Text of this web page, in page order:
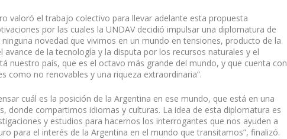
valoró el trabajo colectivo para llevar adelante esta propuesta
por las cuales la UNDAV decidió impulsar una diplomatura de
novedad que vivimos en un mundo en tensiones, producto de la
avance de la tecnología y la disputa por los recursos naturales y el
nuestro país, que es el octavo más grande del mundo, y que cuenta con
como no renovables y una riqueza extraordinaria”.
cuál es la posición de la Argentina en ese mundo, que está en una
donde compartimos idiomas y culturas. La idea de esta diplomatura es
y estudios para hacernos los interrogantes que nos ayuden a
para el interés de la Argentina en el mundo que transitamos”, finalizó.